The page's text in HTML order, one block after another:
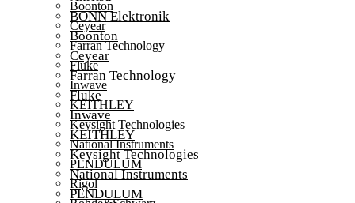
Boonton
Ceyear
Farran Technology
Fluke
Inwave
KEITHLEY
Keysight Technologies
National Instruments
PENDULUM
Rigol
BONN Elektronik
Boonton
Ceyear
Farran Technology
Fluke
Inwave
KEITHLEY
Keysight Technologies
National Instruments
PENDULUM